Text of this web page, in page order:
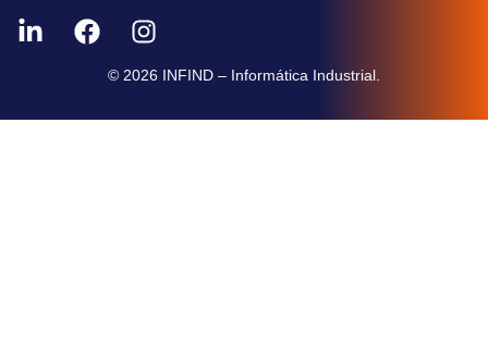
© 2026 INFIND – Informática Industrial.